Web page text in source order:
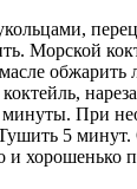
Морской
обжарить
При
5 минут.
и хорошенько